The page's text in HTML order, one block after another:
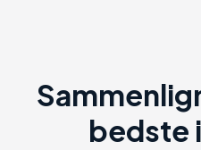
bedste